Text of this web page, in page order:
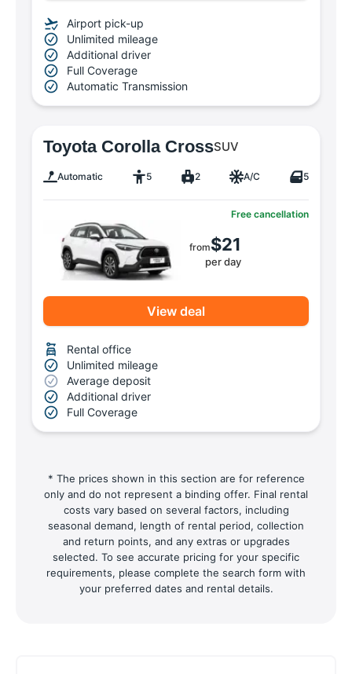
Airport pick-up
Unlimited mileage
Additional driver
Full Coverage
Automatic Transmission
Toyota Corolla CrossSUV
Automatic 5 2 A/C 5
Free cancellation
from$21
per day
View deal
Rental office
Unlimited mileage
Average deposit
Additional driver
Full Coverage
* The prices shown in this section are for reference
only and do not represent a binding offer. Final rental
costs vary based on several factors, including
seasonal demand, length of rental period, collection
and return points, and any extras or upgrades
selected. To see accurate pricing for your specific
requirements, please complete the search form with
your preferred dates and rental details.